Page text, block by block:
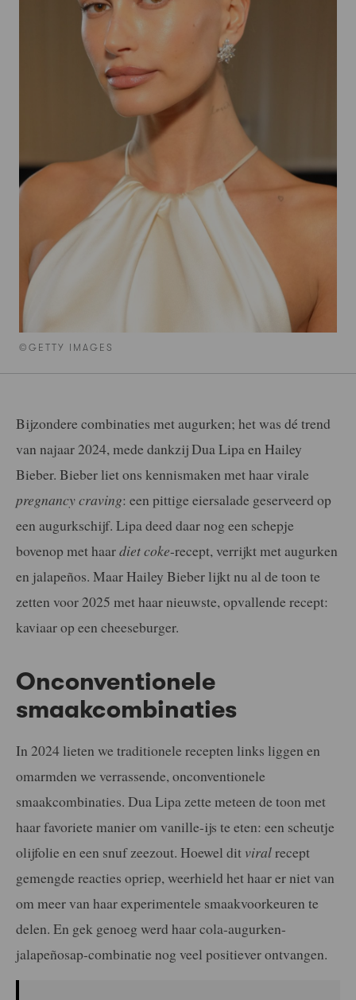
©GETTY IMAGES
Bijzondere combinaties met augurken; het was dé trend
van najaar 2024, mede dankzij Dua Lipa en Hailey
Bieber. Bieber liet ons kennismaken met haar virale
pregnancy craving: een pittige eiersalade geserveerd op
een augurkschijf. Lipa deed daar nog een schepje
bovenop met haardiet coke-recept, verrijkt met augurken
en jalapeños. Maar Hailey Bieber lijkt nu al de toon te
zetten voor 2025 met haar nieuwste, opvallende recept:
kaviaar op een cheeseburger.
Onconventionele
smaakcombinaties
In 2024 lieten we traditionele recepten links liggen en
omarmden we verrassende, onconventionele
smaakcombinaties. Dua Lipa zette meteen de toon met
haar favoriete manier om vanille-ijs te eten: een scheutje
olijfolie en een snuf zeezout. Hoewel dit viralrecept
gemengde reacties opriep, weerhield het haar er niet van
om meer van haar experimentele smaakvoorkeuren te
delen. En gek genoeg werd haar cola-augurken-
jalapeñosap-combinatie nog veel positiever ontvangen.